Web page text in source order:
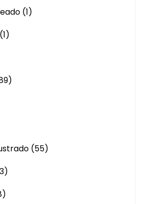
(1)
(1)
(55)